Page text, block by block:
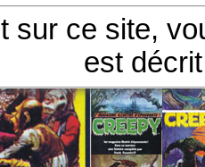
sur ce site,
est